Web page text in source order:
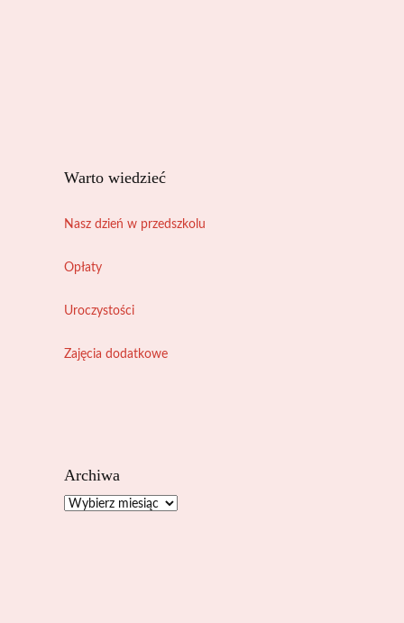
Warto wiedzieć
Nasz dzień w przedszkolu
Opłaty
Uroczystości
Zajęcia dodatkowe
Archiwa
Archiwa